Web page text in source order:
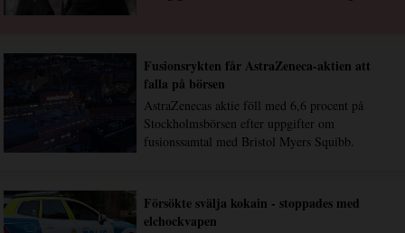
Fusionsrykten får AstraZeneca-aktien att
falla på börsen
AstraZenecas aktie föll med 6,6 procent på
Stockholmsbörsen efter uppgifter om
fusionssamtal med Bristol Myers Squibb.
Försökte svälja kokain - stoppades med
elchockvapen